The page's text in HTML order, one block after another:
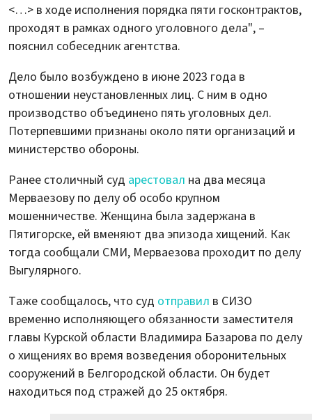
<…> в ходе исполнения порядка пяти госконтрактов,
проходят в рамках одного уголовного дела", –
пояснил собеседник агентства.
Дело было возбуждено в июне 2023 года в
отношении неустановленных лиц. С ним в одно
производство объединено пять уголовных дел.
Потерпевшими признаны около пяти организаций и
министерство обороны.
Ранее столичный суд арестовал на два месяца
Мерваезову по делу об особо крупном
мошенничестве. Женщина была задержана в
Пятигорске, ей вменяют два эпизода хищений. Как
тогда сообщали СМИ, Мерваезова проходит по делу
Выгулярного.
Таже сообщалось, что суд отправил в СИЗО
временно исполняющего обязанности заместителя
главы Курской области Владимира Базарова по делу
о хищениях во время возведения оборонительных
сооружений в Белгородской области. Он будет
находиться под стражей до 25 октября.